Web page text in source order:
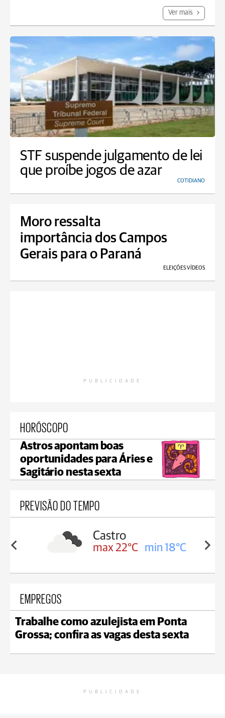
Ver mais
STF suspende julgamento de lei
que proíbe jogos de azar
COTIDIANO
Moro ressalta
importância dos Campos
Gerais para o Paraná
ELEIÇÕES VÍDEOS
PUBLICIDADE
HORÓSCOPO
Astros apontam boas
oportunidades para Áries e
Sagitário nesta sexta
PREVISÃO DO TEMPO
18°C
Castro
max 22°C min 18°C
EMPREGOS
Trabalhe como azulejista em Ponta
Grossa; confira as vagas desta sexta
PUBLICIDADE